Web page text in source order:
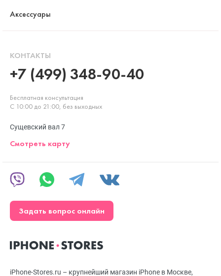
iPhone-Stores.ru – крупнейший магазин iPhone в Москве,
Аксессуары
КОНТАКТЫ
+7 (499) 348-90-40
Бесплатная консультация
С 10:00 до 21:00, без выходных
Сущевский вал 7
Смотреть карту
Задать вопрос онлайн